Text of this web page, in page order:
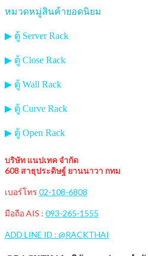
หมวดหมู่สินค้ายอดนิยม
▶ ตู้ Server Rack
▶ ตู้ Close Rack
▶ ตู้ Wall Rack
▶ ตู้ Curve Rack
▶ ตู้ Open Rack
บริษัท แนปเทค จำกัด
608 สาธุประดิษฐ์ ยานนาวา กทม
เบอร์โทร 02-108-6808
มือถือ AIS : 093-265-1555
ADD LINE ID : @RACKTHAI